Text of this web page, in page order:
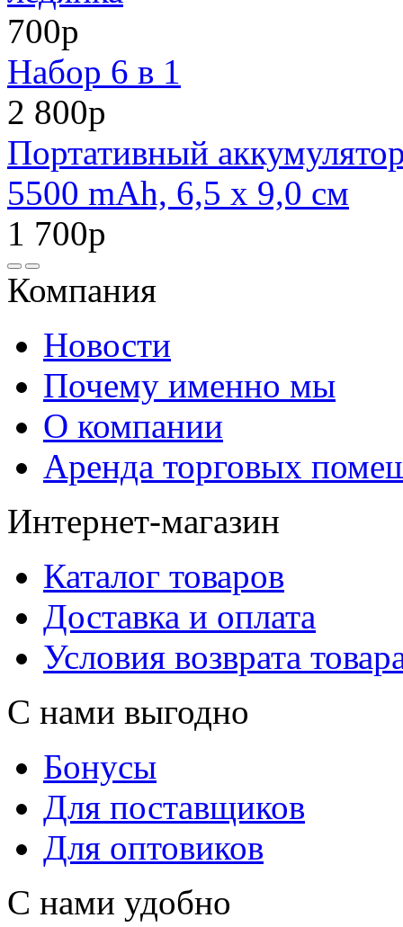
700р
Набор 6 в 1
2 800р
Портативный
5500 mAh, 6,5 х 9,0 см
1 700р
Компания
Новости
Почему именно мы
О компании
Аренда торговых
Интернет-магазин
Каталог товаров
Доставка и оплата
Условия возврата
С нами выгодно
Бонусы
Для поставщиков
Для оптовиков
С нами удобно